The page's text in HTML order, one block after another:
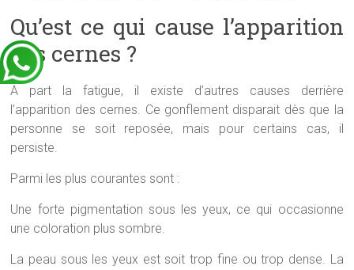
Qu’est ce qui cause l’apparition
des cernes ?
A part la fatigue, il existe d’autres causes derrière
l’apparition des cernes. Ce gonflement disparait dès que la
personne se soit reposée, mais pour certains cas, il
persiste.
Parmi les plus courantes sont :
Une forte pigmentation sous les yeux, ce qui occasionne
une coloration plus sombre.
La peau sous les yeux est soit trop fine ou trop dense. La